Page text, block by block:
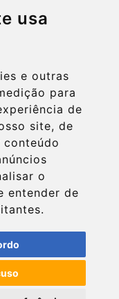
usa
e outras
para
de
site, de
o
entender de